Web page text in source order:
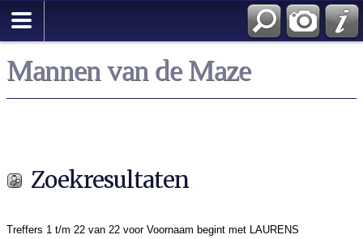
Mannen van de Maze
Zoekresultaten
Treffers 1 t/m 22 van 22 voor Voornaam begint met LAURENS